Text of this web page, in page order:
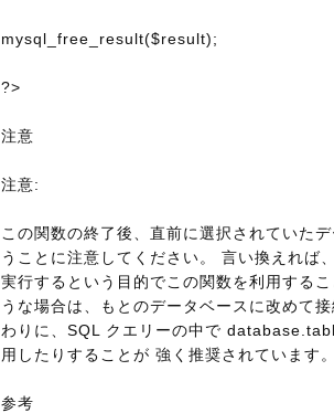
mysql_free_result($result);
?>
注意
注意:
この関数の終了後、直前に選択されていた
うことに注意してください。 言い換えれば
実行するという目的でこの関数を利用する
うな場合は、もとのデータベースに改めて
わりに、SQL クエリーの中で
用したりすることが 強く推奨されています。
参考